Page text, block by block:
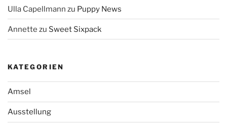
Ulla Capellmann zu Puppy News
Annette zu Sweet Sixpack
KATEGORIEN
Amsel
Ausstellung